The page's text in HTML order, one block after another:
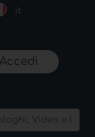
it
Accedi